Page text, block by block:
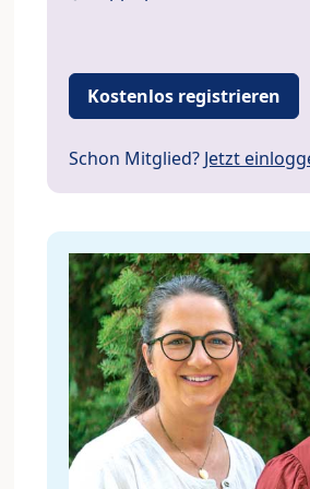
Kostenlos registrieren
Schon Mitglied? Jetzt